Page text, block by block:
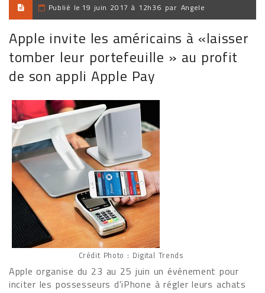
Publié le 19 juin 2017 à 12h36 par Angele
Apple invite les américains à «laisser
tomber leur portefeuille » au profit
de son appli Apple Pay
Crédit Photo : Digital Trends
Apple organise du 23 au 25 juin un événement pour
inciter les possesseurs d'iPhone à régler leurs achats